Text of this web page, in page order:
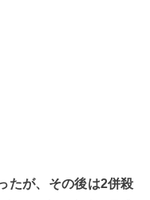
たが、その後は2併殺